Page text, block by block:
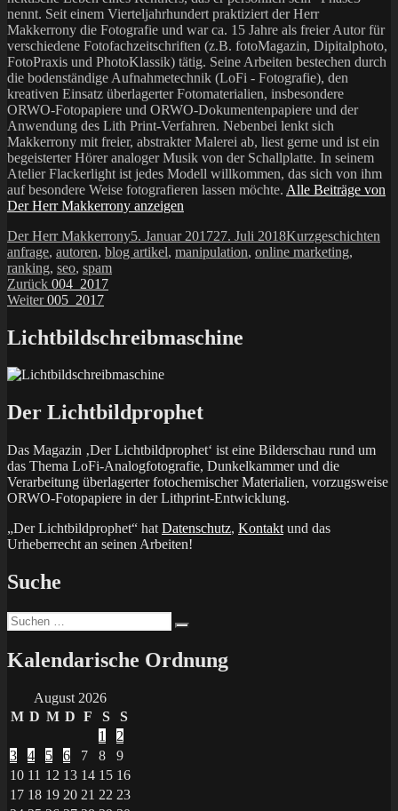
nennt. Seit einem Vierteljahrhundert praktiziert der Herr
Makkerrony die Fotografie und war ca. 15 Jahre als freier Autor für
verschiedene Fotofachzeitschriften (z.B. fotoMagazin, Dipitalphoto,
FotoPraxis und PhotoKlassik) tätig. Seine Arbeiten bestechen durch
die bodenständige Aufnahmetechnik (LoFi - Fotografie), den
kreativen Einsatz überlagerter Fotomaterialien, insbesondere
ORWO-Fotopapiere und ORWO-Dokumentenpapiere und der
Anwendung des Lith Print-Verfahren. Nebenbei lenkt sich
Makkerrony mit freier, abstrakter Malerei ab, liest gerne und ist ein
begeisterter Hörer analoger Musik von der Schallplatte. In seinem
Atelier Flackerlight ist jedes Modell willkommen, das sich von ihm
auf besondere Weise fotografieren lassen möchte. Alle Beiträge von
Der Herr Makkerrony anzeigen
Autor
Der Herr MakkerronyVeröffentlicht
am
5. Januar 201727. Juli 2018Kategorien
Kurzgeschichten
anfrage, autoren, blog artikel, manipulation, online marketing,
ranking, seo, spam
Beitragsnavigation
Zurück Vorheriger
Beitrag:
004_2017
Weiter Nächster
005_2017
Lichtbildschreibmaschine
Der Lichtbildprophet
Das Magazin ‚Der Lichtbildprophet‘ ist eine Bilderschau rund um
das Thema LoFi-Analogfotografie, Dunkelkammer und die
Verarbeitung überlagerter fotochemischer Materialien, vorzugsweise
ORWO-Fotopapiere in der Lithprint-Entwicklung.
„Der Lichtbildprophet“ hat Datenschutz, Kontakt und das
Urheberrecht an seinen Arbeiten!
Suche
Suchen
nach:
Kalendarische Ordnung
August 2026
M D M D F S
S
1
2
3
4 5 6 7 8
9
10 11 12 13 14 15 16
17 18 19 20 21 22 23